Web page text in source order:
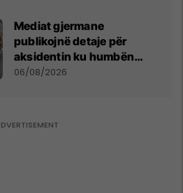
Mediat gjermane
publikojnë detaje për
aksidentin ku humbën
jetën tre mërgimtarë nga
06/08/2026